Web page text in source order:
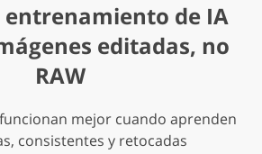
entrenamiento de IA
editadas, no
RAW
mejor cuando aprenden
consistentes y retocadas